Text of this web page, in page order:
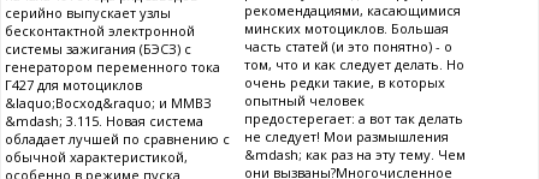
серийно выпускает узлы
бесконтактной электронной
системы зажигания (БЭСЗ) с
генератором переменного тока
Г427 для мотоциклов
&laquo;Восход&raquo; и ММВЗ
&mdash; 3.115. Новая система
обладает лучшей по сравнению с
обычной характеристикой,
особенно в режиме пуска
рекомендациями, касающимися
минских мотоциклов. Большая
часть статей (и это понятно) - о
том, что и как следует делать. Но
очень редки такие, в которых
опытный человек
предостерегает: а вот так делать
не следует! Мои размышления
&mdash; как раз на эту тему. Чем
они вызваны?Многочисленное